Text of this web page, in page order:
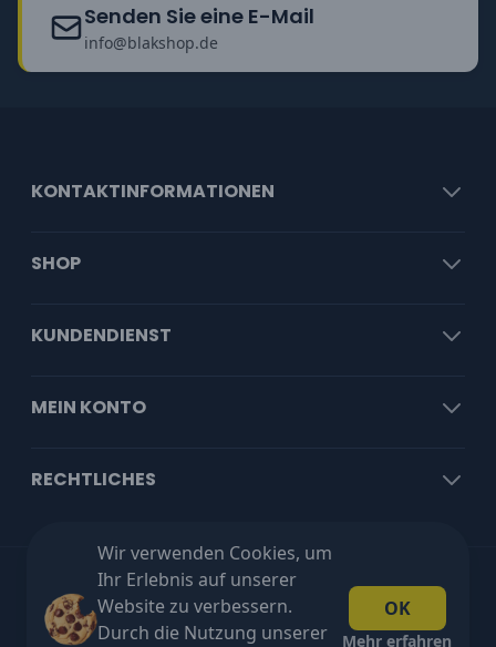
Wir verwenden Cookies, um
Ihr Erlebnis auf unserer
Website zu verbessern.
Durch die Nutzung unserer
OK
Mehr erfahren
Senden Sie eine E-Mail
info@blakshop.de
KONTAKTINFORMATIONEN
SHOP
KUNDENDIENST
MEIN KONTO
RECHTLICHES
Kostenloser Versand ab €100 exkl. MwSt!